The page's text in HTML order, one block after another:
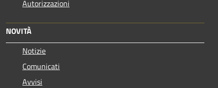
Autorizzazioni
NOVITÀ
Notizie
Comunicati
Avvisi